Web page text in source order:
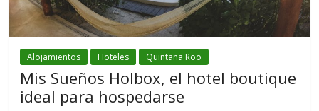
Alojamientos Hoteles Quintana Roo
Mis Sueños Holbox, el hotel boutique
ideal para hospedarse